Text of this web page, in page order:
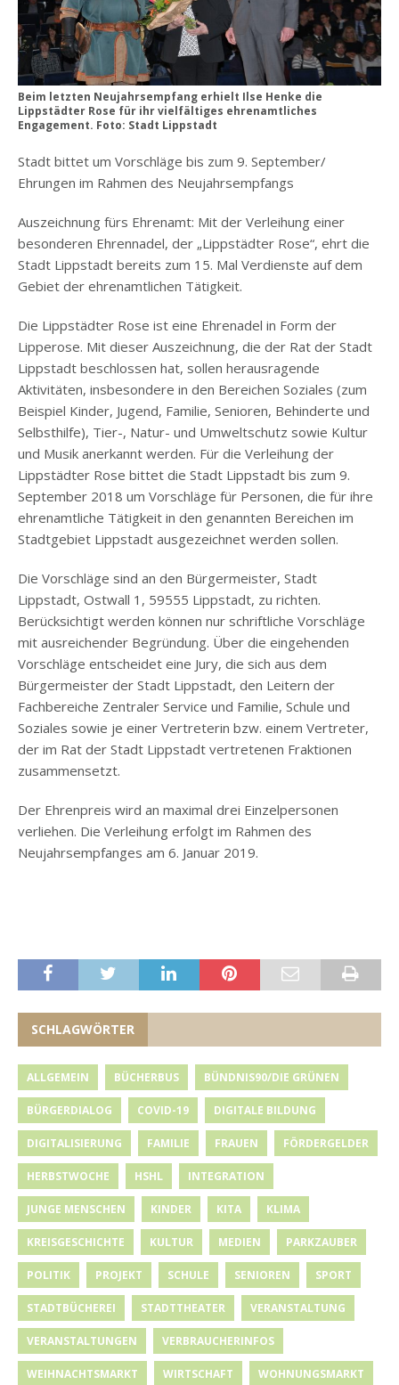
Beim letzten Neujahrsempfang erhielt Ilse Henke die
Lippstädter Rose für ihr vielfältiges ehrenamtliches
Engagement. Foto: Stadt Lippstadt
Stadt bittet um Vorschläge bis zum 9. September/
Ehrungen im Rahmen des Neujahrsempfangs
Auszeichnung fürs Ehrenamt: Mit der Verleihung einer
besonderen Ehrennadel, der „Lippstädter Rose“, ehrt die
Stadt Lippstadt bereits zum 15. Mal Verdienste auf dem
Gebiet der ehrenamtlichen Tätigkeit.
Die Lippstädter Rose ist eine Ehrenadel in Form der
Lipperose. Mit dieser Auszeichnung, die der Rat der Stadt
Lippstadt beschlossen hat, sollen herausragende
Aktivitäten, insbesondere in den Bereichen Soziales (zum
Beispiel Kinder, Jugend, Familie, Senioren, Behinderte und
Selbsthilfe), Tier-, Natur- und Umweltschutz sowie Kultur
und Musik anerkannt werden. Für die Verleihung der
Lippstädter Rose bittet die Stadt Lippstadt bis zum 9.
September 2018 um Vorschläge für Personen, die für ihre
ehrenamtliche Tätigkeit in den genannten Bereichen im
Stadtgebiet Lippstadt ausgezeichnet werden sollen.
Die Vorschläge sind an den Bürgermeister, Stadt
Lippstadt, Ostwall 1, 59555 Lippstadt, zu richten.
Berücksichtigt werden können nur schriftliche Vorschläge
mit ausreichender Begründung. Über die eingehenden
Vorschläge entscheidet eine Jury, die sich aus dem
Bürgermeister der Stadt Lippstadt, den Leitern der
Fachbereiche Zentraler Service und Familie, Schule und
Soziales sowie je einer Vertreterin bzw. einem Vertreter,
der im Rat der Stadt Lippstadt vertretenen Fraktionen
zusammensetzt.
Der Ehrenpreis wird an maximal drei Einzelpersonen
verliehen. Die Verleihung erfolgt im Rahmen des
Neujahrsempfanges am 6. Januar 2019.
SCHLAGWÖRTER
ALLGEMEIN BÜCHERBUS BÜNDNIS90/DIE GRÜNEN
BÜRGERDIALOG COVID-19 DIGITALE BILDUNG
DIGITALISIERUNG FAMILIE FRAUEN FÖRDERGELDER
HERBSTWOCHE HSHL INTEGRATION
JUNGE MENSCHEN KINDER KITA KLIMA
KREISGESCHICHTE KULTUR MEDIEN PARKZAUBER
POLITIK PROJEKT SCHULE SENIOREN SPORT
STADTBÜCHEREI STADTTHEATER VERANSTALTUNG
VERANSTALTUNGEN VERBRAUCHERINFOS
WEIHNACHTSMARKT WIRTSCHAFT WOHNUNGSMARKT